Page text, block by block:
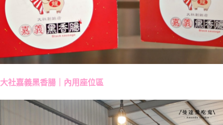
大社嘉義黑香腸｜內用座位區